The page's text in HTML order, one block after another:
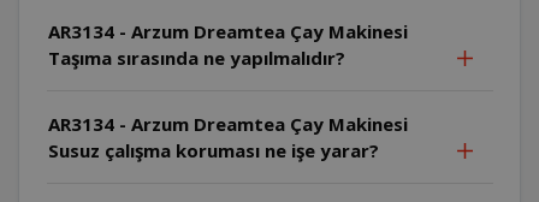
AR3134 - Arzum Dreamtea Çay Makinesi
Taşıma sırasında ne yapılmalıdır?
AR3134 - Arzum Dreamtea Çay Makinesi
Susuz çalışma koruması ne işe yarar?